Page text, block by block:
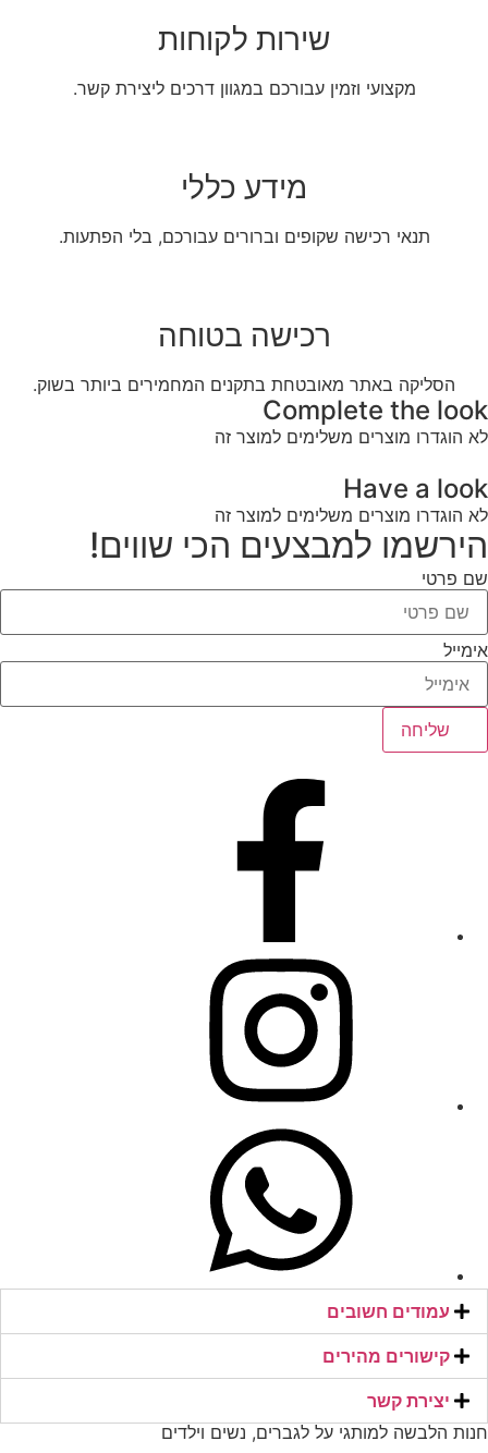
שירות לקוחות
מקצועי וזמין עבורכם במגוון דרכים ליצירת קשר.
מידע כללי
תנאי רכישה שקופים וברורים עבורכם, בלי הפתעות.
רכישה בטוחה
הסליקה באתר מאובטחת בתקנים המחמירים ביותר בשוק.
Complete the look
לא הוגדרו מוצרים משלימים למוצר זה
Have a look
לא הוגדרו מוצרים משלימים למוצר זה
הירשמו למבצעים הכי שווים!
שם פרטי
אימייל
שליחה
עמודים חשובים
קישורים מהירים​
יצירת קשר​
חנות הלבשה למותגי על לגברים, נשים וילדים